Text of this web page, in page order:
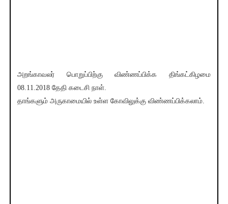
அறங்காவலர் பொறுப்பிற்கு விண்ணப்பிக்க திங்கட்கிழமை
08.11.2018 தேதி கடைசி நாள்.
தாங்களும் அருகாமையில் உள்ள கோவிலுக்கு விண்ணப்பிக்கலாம்.